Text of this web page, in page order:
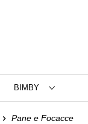
BIMBY
Pane e Focacce